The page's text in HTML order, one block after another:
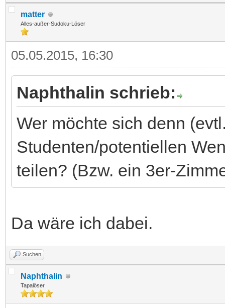
matter
Alles-außer-Sudoku-Löser
05.05.2015, 16:30
Naphthalin schrieb:
Wer möchte sich denn
Studenten/potentiellen
teilen? (Bzw. ein 3er-
Da wäre ich dabei.
Suchen
Naphthalin
Tapalöser